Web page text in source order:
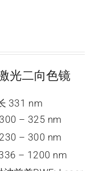
光二向色镜
331 nm
– 325 nm
– 300 nm
– 1200 nm